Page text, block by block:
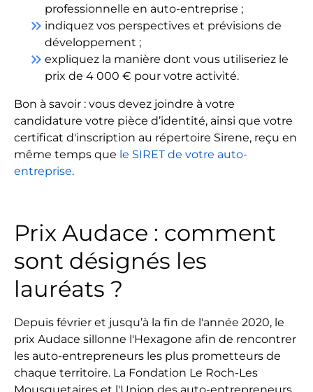
professionnelle en auto-entreprise ;
keyboard_double_arrow_right indiquez vos perspectives et prévisions de
développement ;
keyboard_double_arrow_right expliquez la manière dont vous utiliseriez le
prix de 4 000 € pour votre activité.
Bon à savoir : vous devez joindre à votre
candidature votre pièce d’identité, ainsi que votre
certificat d'inscription au répertoire Sirene, reçu en
même temps que le SIRET de votre auto-
entreprise.
Prix Audace : comment
sont désignés les
lauréats ?
Depuis février et jusqu’à la fin de l'année 2020, le
prix Audace sillonne l'Hexagone afin de rencontrer
les auto-entrepreneurs les plus prometteurs de
chaque territoire. La Fondation Le Roch-Les